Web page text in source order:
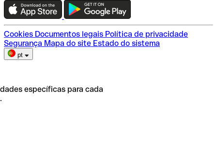
Escolha do plano
Cookies Documentos legais Política de privacidade
Segurança Mapa do site Estado do sistema
pt
específicas para cada